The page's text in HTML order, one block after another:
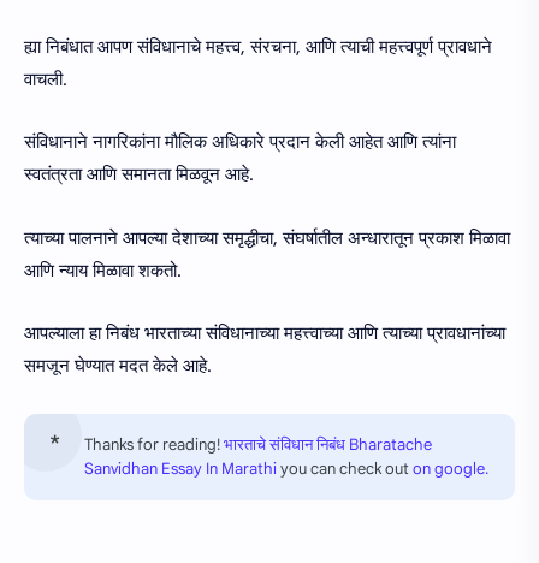
ह्या निबंधात आपण संविधानाचे महत्त्व, संरचना, आणि त्याची महत्त्वपूर्ण प्रावधाने
वाचली.
संविधानाने नागरिकांना मौलिक अधिकारे प्रदान केली आहेत आणि त्यांना
स्वतंत्रता आणि समानता मिळवून आहे.
त्याच्या पालनाने आपल्या देशाच्या समृद्धीचा, संघर्षातील अन्धारातून प्रकाश मिळावा
आणि न्याय मिळावा शकतो.
आपल्याला हा निबंध भारताच्या संविधानाच्या महत्त्वाच्या आणि त्याच्या प्रावधानांच्या
समजून घेण्यात मदत केले आहे.
Thanks for reading!भारताचे संविधान निबंध Bharatache
Sanvidhan Essay In Marathiyou can check outon google.